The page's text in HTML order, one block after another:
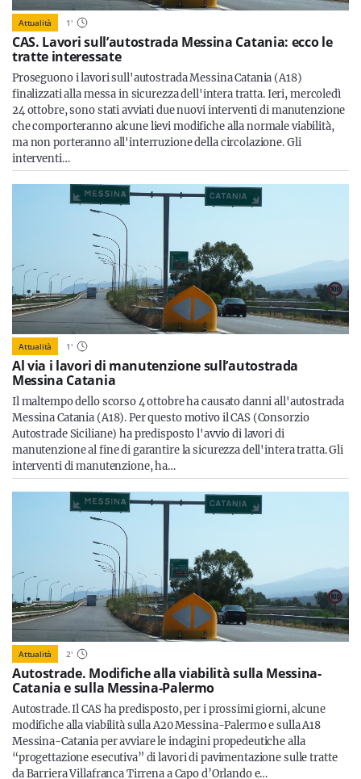
Attualità 1'
CAS. Lavori sull’autostrada Messina Catania: ecco le
tratte interessate
Proseguono i lavori sull'autostrada Messina Catania (A18)
finalizzati alla messa in sicurezza dell'intera tratta. Ieri, mercoledì
24 ottobre, sono stati avviati due nuovi interventi di manutenzione
che comporteranno alcune lievi modifiche alla normale viabilità,
ma non porteranno all'interruzione della circolazione. Gli
interventi…
Attualità 1'
Al via i lavori di manutenzione sull’autostrada
Messina Catania
Il maltempo dello scorso 4 ottobre ha causato danni all'autostrada
Messina Catania (A18). Per questo motivo il CAS (Consorzio
Autostrade Siciliane) ha predisposto l'avvio di lavori di
manutenzione al fine di garantire la sicurezza dell'intera tratta. Gli
interventi di manutenzione, ha…
Attualità 2'
Autostrade. Modifiche alla viabilità sulla Messina-
Catania e sulla Messina-Palermo
Autostrade. Il CAS ha predisposto, per i prossimi giorni, alcune
modifiche alla viabilità sulla A20 Messina-Palermo e sulla A18
Messina-Catania per avviare le indagini propedeutiche alla
“progettazione esecutiva” di lavori di pavimentazione sulle tratte
da Barriera Villafranca Tirrena a Capo d’Orlando e…